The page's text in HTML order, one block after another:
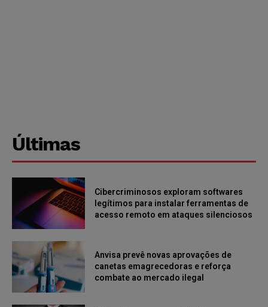
Últimas
Cibercriminosos exploram softwares
legítimos para instalar ferramentas de
acesso remoto em ataques silenciosos
Anvisa prevê novas aprovações de
canetas emagrecedoras e reforça
combate ao mercado ilegal